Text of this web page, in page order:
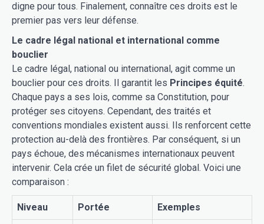
digne pour tous. Finalement, connaître ces droits est le
premier pas vers leur défense.
Le cadre légal national et international comme
bouclier
Le cadre légal, national ou international, agit comme un
bouclier pour ces droits. Il garantit les Principes équité.
Chaque pays a ses lois, comme sa Constitution, pour
protéger ses citoyens. Cependant, des traités et
conventions mondiales existent aussi. Ils renforcent cette
protection au-delà des frontières. Par conséquent, si un
pays échoue, des mécanismes internationaux peuvent
intervenir. Cela crée un filet de sécurité global. Voici une
comparaison :
Niveau Portée Exemples